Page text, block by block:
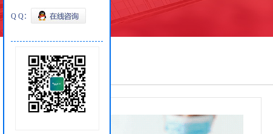
产品展厅
Q Q：